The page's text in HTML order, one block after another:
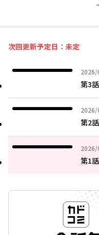
力者や魔法少女を相手に異
ト。現代では連日のように
共に天使の使徒たちから狙
始まり、佐々木の身の上が
次回更新予定日：未定
2026
第3
2026
第2
2026
第1